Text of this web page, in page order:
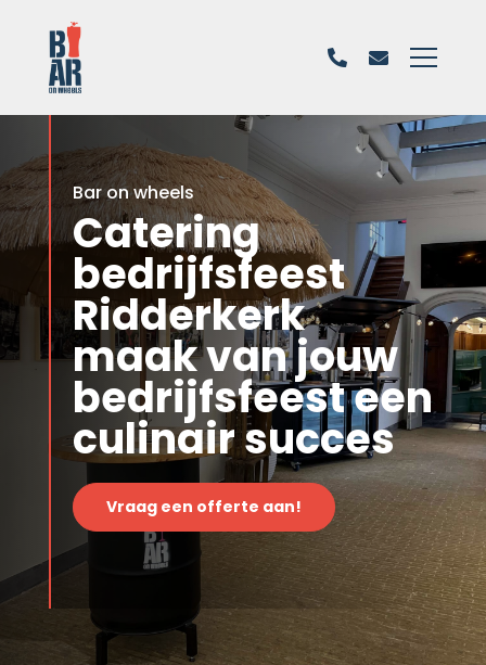
Bar on wheels
Catering
bedrijfsfeest
Ridderkerk
maak van jouw
bedrijfsfeest een
culinair succes
Vraag een offerte aan!